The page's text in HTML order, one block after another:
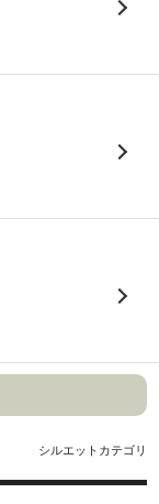
シルエットカテゴリ